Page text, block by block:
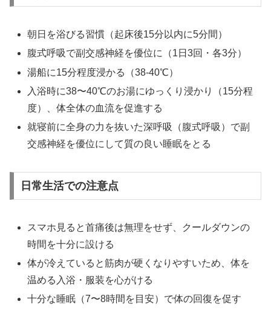
朝日を浴びる習慣（起床後15分以内に5分間）
腹式呼吸で副交感神経を優位に（1日3回・各3分）
湯船に15分程度浸かる（38-40℃）
入浴時に38〜40℃のお湯にゆっくり浸かり（15分程
度）、体全体の血流を促進する
就寝前に全身の力を抜いた深呼吸（腹式呼吸）で副
交感神経を優位にして質の良い睡眠をとる
日常生活での注意点
スマホ見ると首痛後は無理をせず、クールダウンの
時間を十分に設ける
体が冷えていると筋肉が硬くなりやすいため、体を
温める入浴・服装を心がける
十分な睡眠（7〜8時間を目安）で体の回復を促す